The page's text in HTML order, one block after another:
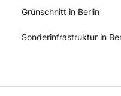
Grünschnitt in Berlin
Sonderinfrastruktur in